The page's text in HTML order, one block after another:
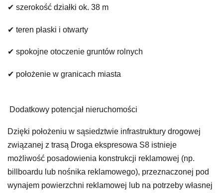
✔ szerokość działki ok. 38 m
✔ teren płaski i otwarty
✔ spokojne otoczenie gruntów rolnych
✔ położenie w granicach miasta
Dodatkowy potencjał nieruchomości
Dzięki położeniu w sąsiedztwie infrastruktury drogowej
związanej z trasą Droga ekspresowa S8 istnieje
możliwość posadowienia konstrukcji reklamowej (np.
billboardu lub nośnika reklamowego), przeznaczonej pod
wynajem powierzchni reklamowej lub na potrzeby własnej